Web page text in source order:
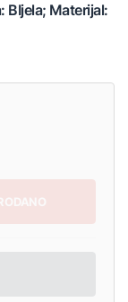
BIjela; Materijal: